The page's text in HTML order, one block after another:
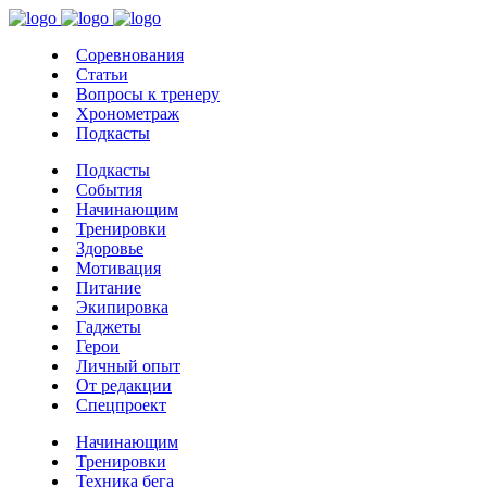
Соревнования
Статьи
Вопросы к тренеру
Хронометраж
Подкасты
Подкасты
События
Начинающим
Тренировки
Здоровье
Мотивация
Питание
Экипировка
Гаджеты
Герои
Личный опыт
От редакции
Спецпроект
Начинающим
Тренировки
Техника бега